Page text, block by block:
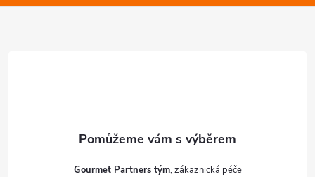
t
Gourmet Partners tým